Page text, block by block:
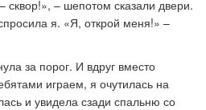
– сквор!», – шепотом сказали двери.
я. «Я, открой меня!» –
за порог. И вдруг вместо
играем, я очутилась на
и увидела сзади спальню со